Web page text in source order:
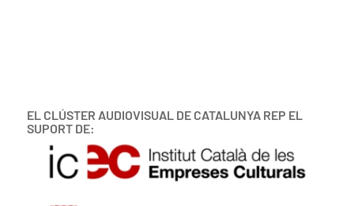
EL CLÚSTER AUDIOVISUAL DE CATALUNYA REP EL
SUPORT DE: